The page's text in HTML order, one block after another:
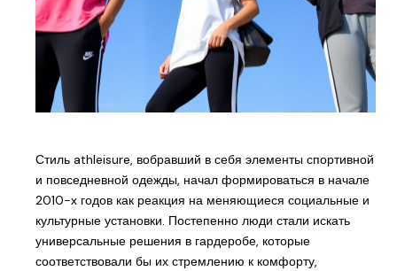
Стиль athleisure, вобравший в себя элементы спортивной
и повседневной одежды, начал формироваться в начале
2010-х годов как реакция на меняющиеся социальные и
культурные установки. Постепенно люди стали искать
универсальные решения в гардеробе, которые
соответствовали бы их стремлению к комфорту,